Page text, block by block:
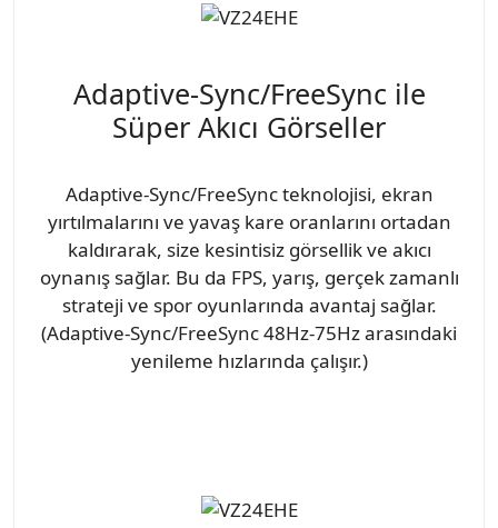
Adaptive-Sync/FreeSync ile
Süper Akıcı Görseller
Adaptive-Sync/FreeSync teknolojisi, ekran
yırtılmalarını ve yavaş kare oranlarını ortadan
kaldırarak, size kesintisiz görsellik ve akıcı
oynanış sağlar. Bu da FPS, yarış, gerçek zamanlı
strateji ve spor oyunlarında avantaj sağlar.
(Adaptive-Sync/FreeSync 48Hz-75Hz arasındaki
yenileme hızlarında çalışır.)